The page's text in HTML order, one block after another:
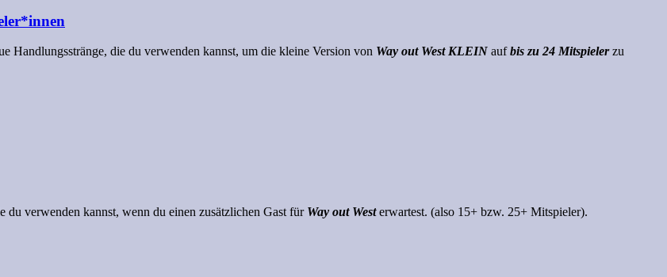
Handlungsstränge, die du verwenden kannst, um die kleine Version von Way out West KLEIN aufbis zu 24 Mitspielerzu
verwenden kannst, wenn du einen zusätzlichen Gast für Way out Westerwartest. (also 15+ bzw. 25+ Mitspieler).